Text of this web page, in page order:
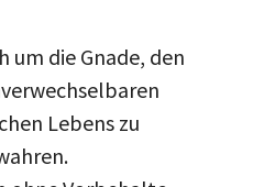
um die Gnade, den
Lebens zu